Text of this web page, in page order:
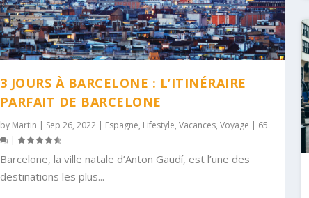
3 JOURS À BARCELONE : L’ITINÉRAIRE
PARFAIT DE BARCELONE
by Martin | Sep 26, 2022| Espagne, Lifestyle, Vacances, Voyage | 65
|
Barcelone, la ville natale d’Anton Gaudí, est l’une des
destinations les plus...